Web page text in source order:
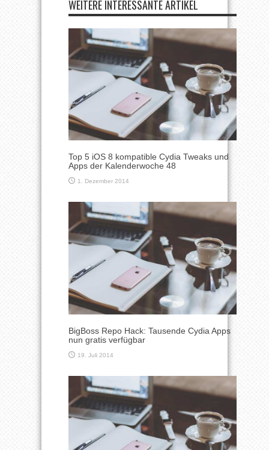
WEITERE INTERESSANTE ARTIKEL
Top 5 iOS 8 kompatible Cydia Tweaks und
Apps der Kalenderwoche 48
1. Dezember 2014
BigBoss Repo Hack: Tausende Cydia Apps
nun gratis verfügbar
19. Juli 2014